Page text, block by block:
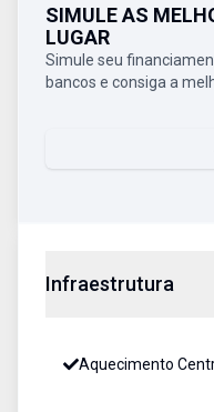
SIMULE AS
LUGAR
Simule seu
bancos e consiga a
Infraestrutura
Aquecimento